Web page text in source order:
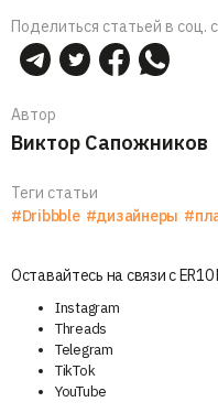
Поделиться статьей в соц.
Автор
Виктор Сапожников
Теги статьи
#Dribbble #дизайнеры
Оставайтесь на связи с
Instagram
Threads
Telegram
TikTok
YouTube